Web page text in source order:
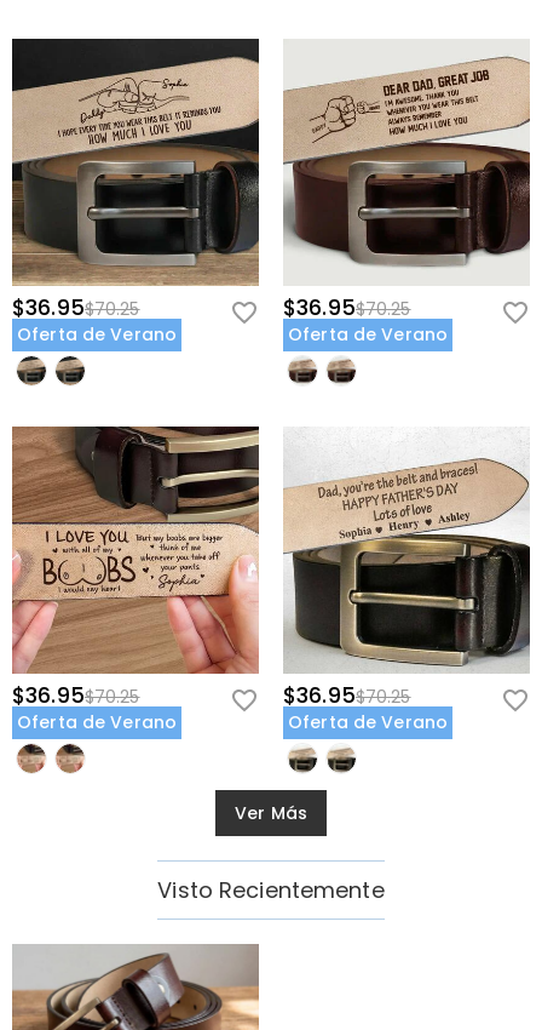
$36.95$70.25
Oferta de Verano
$36.95$70.25
Oferta de Verano
$36.95$70.25
Oferta de Verano
$36.95$70.25
Oferta de Verano
Ver Más
Visto Recientemente